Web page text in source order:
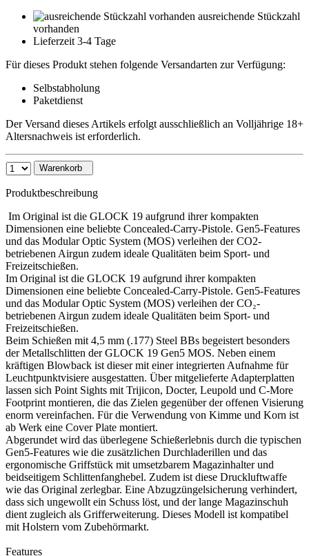
ausreichende Stückzahl
vorhanden
Lieferzeit 3-4 Tage
Für dieses Produkt stehen folgende Versandarten zur Verfügung:
Selbstabholung
Paketdienst
Der Versand dieses Artikels erfolgt ausschließlich an Volljährige 18+
Altersnachweis ist erforderlich.
Warenkorb
Produktbeschreibung
Im Original ist die GLOCK 19 aufgrund ihrer kompakten
Dimensionen eine beliebte Concealed-Carry-Pistole. Gen5-Features
und das Modular Optic System (MOS) verleihen der CO2-
betriebenen Airgun zudem ideale Qualitäten beim Sport- und
Freizeitschießen.
Im Original ist die GLOCK 19 aufgrund ihrer kompakten
Dimensionen eine beliebte Concealed-Carry-Pistole. Gen5-Features
und das Modular Optic System (MOS) verleihen der CO₂-
betriebenen Airgun zudem ideale Qualitäten beim Sport- und
Freizeitschießen.
Beim Schießen mit 4,5 mm (.177) Steel BBs begeistert besonders
der Metallschlitten der GLOCK 19 Gen5 MOS. Neben einem
kräftigen Blowback ist dieser mit einer integrierten Aufnahme für
Leuchtpunktvisiere ausgestatten. Über mitgelieferte Adapterplatten
lassen sich Point Sights mit Trijicon, Docter, Leupold und C-More
Footprint montieren, die das Zielen gegenüber der offenen Visierung
enorm vereinfachen. Für die Verwendung von Kimme und Korn ist
ab Werk eine Cover Plate montiert.
Abgerundet wird das überlegene Schießerlebnis durch die typischen
Gen5-Features wie die zusätzlichen Durchladerillen und das
ergonomische Griffstück mit umsetzbarem Magazinhalter und
beidseitigem Schlittenfanghebel. Zudem ist diese Druckluftwaffe
wie das Original zerlegbar. Eine Abzugzüngelsicherung verhindert,
dass sich ungewollt ein Schuss löst, und der lange Magazinschuh
dient zugleich als Grifferweiterung. Dieses Modell ist kompatibel
mit Holstern vom Zubehörmarkt.
Features